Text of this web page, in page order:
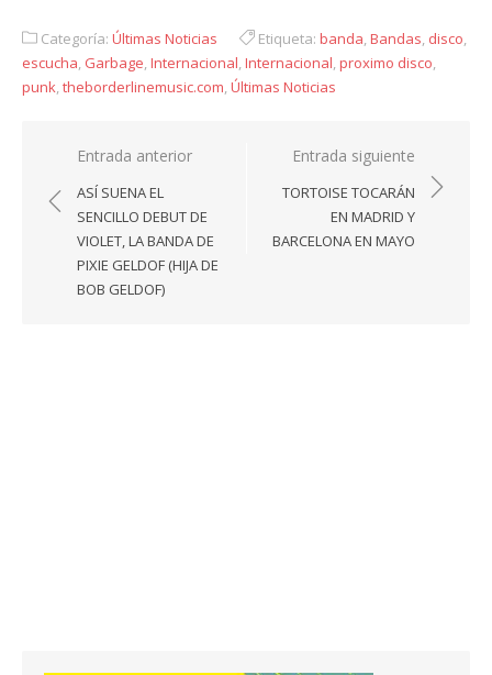
Categoría: Últimas Noticias Etiqueta: banda,Bandas, disco,
escucha, Garbage,Internacional,Internacional,proximo disco,
punk,theborderlinemusic.com,Últimas Noticias
Navegación
de
entradas
Entrada anterior
ASÍ SUENA EL
SENCILLO DEBUT DE
VIOLET, LA BANDA DE
PIXIE GELDOF (HIJA DE
BOB GELDOF)
Entrada siguiente
TORTOISE TOCARÁN
EN MADRID Y
BARCELONA EN MAYO